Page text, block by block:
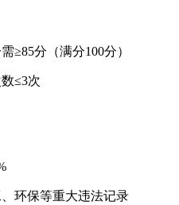
≥85分（满分100分）
≤3次
环保等重大违法记录